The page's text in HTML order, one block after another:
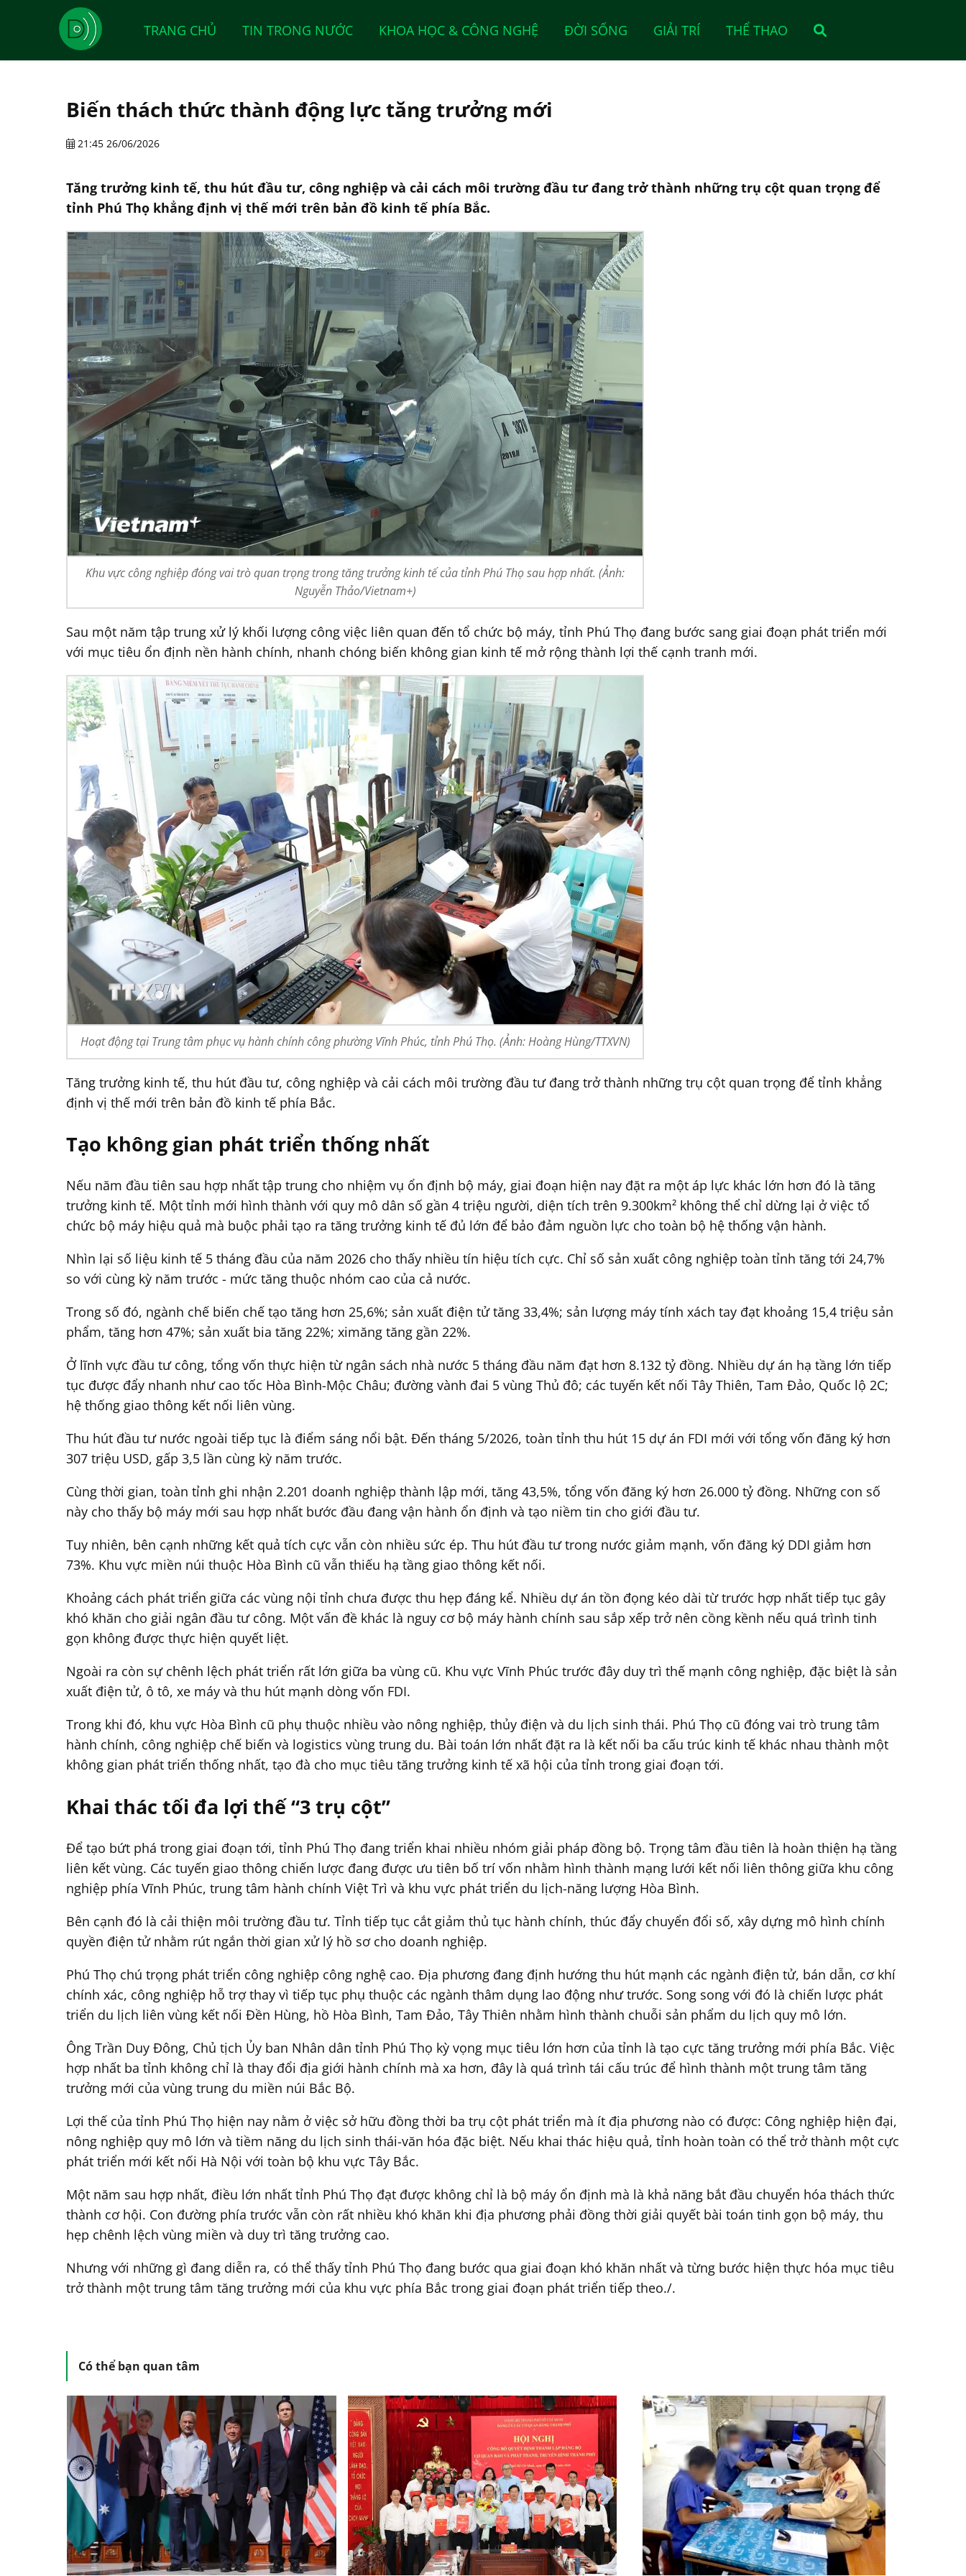
TRANG CHỦ TIN TRONG NƯỚC KHOA HỌC & CÔNG NGHỆ ĐỜI SỐNG GIẢI TRÍ THỂ THAO
Biến thách thức thành động lực tăng trưởng mới
21:45 26/06/2026
Tăng trưởng kinh tế, thu hút đầu tư, công nghiệp và cải cách môi trường đầu tư đang trở thành những trụ cột quan trọng để
tỉnh Phú Thọ khẳng định vị thế mới trên bản đồ kinh tế phía Bắc.
Khu vực công nghiệp đóng vai trò quan trọng trong tăng trưởng kinh tế của tỉnh Phú Thọ sau hợp nhất. (Ảnh:
Nguyễn Thảo/Vietnam+)
​Sau một năm tập trung xử lý khối lượng công việc liên quan đến tổ chức bộ máy, tỉnh Phú Thọ đang bước sang giai đoạn phát triển mới
với mục tiêu ổn định nền hành chính, nhanh chóng biến không gian kinh tế mở rộng thành lợi thế cạnh tranh mới.
Hoạt động tại Trung tâm phục vụ hành chính công phường Vĩnh Phúc, tỉnh Phú Thọ. (Ảnh: Hoàng Hùng/TTXVN)
Tăng trưởng kinh tế, thu hút đầu tư, công nghiệp và cải cách môi trường đầu tư đang trở thành những trụ cột quan trọng để tỉnh khẳng
định vị thế mới trên bản đồ kinh tế phía Bắc.
Tạo không gian phát triển thống nhất
Nếu năm đầu tiên sau hợp nhất tập trung cho nhiệm vụ ổn định bộ máy, giai đoạn hiện nay đặt ra một áp lực khác lớn hơn đó là tăng
trưởng kinh tế. Một tỉnh mới hình thành với quy mô dân số gần 4 triệu người, diện tích trên 9.300km² không thể chỉ dừng lại ở việc tổ
chức bộ máy hiệu quả mà buộc phải tạo ra tăng trưởng kinh tế đủ lớn để bảo đảm nguồn lực cho toàn bộ hệ thống vận hành.
Nhìn lại số liệu kinh tế 5 tháng đầu của năm 2026 cho thấy nhiều tín hiệu tích cực. Chỉ số sản xuất công nghiệp toàn tỉnh tăng tới 24,7%
so với cùng kỳ năm trước - mức tăng thuộc nhóm cao của cả nước.
Trong số đó, ngành chế biến chế tạo tăng hơn 25,6%; sản xuất điện tử tăng 33,4%; sản lượng máy tính xách tay đạt khoảng 15,4 triệu sản
phẩm, tăng hơn 47%; sản xuất bia tăng 22%; ximăng tăng gần 22%.
Ở lĩnh vực đầu tư công, tổng vốn thực hiện từ ngân sách nhà nước 5 tháng đầu năm đạt hơn 8.132 tỷ đồng. Nhiều dự án hạ tầng lớn tiếp
tục được đẩy nhanh như cao tốc Hòa Bình-Mộc Châu; đường vành đai 5 vùng Thủ đô; các tuyến kết nối Tây Thiên, Tam Đảo, Quốc lộ 2C;
hệ thống giao thông kết nối liên vùng.
Thu hút đầu tư nước ngoài tiếp tục là điểm sáng nổi bật. Đến tháng 5/2026, toàn tỉnh thu hút 15 dự án FDI mới với tổng vốn đăng ký hơn
307 triệu USD, gấp 3,5 lần cùng kỳ năm trước.
Cùng thời gian, toàn tỉnh ghi nhận 2.201 doanh nghiệp thành lập mới, tăng 43,5%, tổng vốn đăng ký hơn 26.000 tỷ đồng. Những con số
này cho thấy bộ máy mới sau hợp nhất bước đầu đang vận hành ổn định và tạo niềm tin cho giới đầu tư.
Tuy nhiên, bên cạnh những kết quả tích cực vẫn còn nhiều sức ép. Thu hút đầu tư trong nước giảm mạnh, vốn đăng ký DDI giảm hơn
73%. Khu vực miền núi thuộc Hòa Bình cũ vẫn thiếu hạ tầng giao thông kết nối.
Khoảng cách phát triển giữa các vùng nội tỉnh chưa được thu hẹp đáng kể. Nhiều dự án tồn đọng kéo dài từ trước hợp nhất tiếp tục gây
khó khăn cho giải ngân đầu tư công. Một vấn đề khác là nguy cơ bộ máy hành chính sau sắp xếp trở nên cồng kềnh nếu quá trình tinh
gọn không được thực hiện quyết liệt.
Ngoài ra còn sự chênh lệch phát triển rất lớn giữa ba vùng cũ. Khu vực Vĩnh Phúc trước đây duy trì thế mạnh công nghiệp, đặc biệt là sản
xuất điện tử, ô tô, xe máy và thu hút mạnh dòng vốn FDI.
Trong khi đó, khu vực Hòa Bình cũ phụ thuộc nhiều vào nông nghiệp, thủy điện và du lịch sinh thái. Phú Thọ cũ đóng vai trò trung tâm
hành chính, công nghiệp chế biến và logistics vùng trung du. Bài toán lớn nhất đặt ra là kết nối ba cấu trúc kinh tế khác nhau thành một
không gian phát triển thống nhất, tạo đà cho mục tiêu tăng trưởng kinh tế xã hội của tỉnh trong giai đoạn tới.
Khai thác tối đa lợi thế “3 trụ cột”
Để tạo bứt phá trong giai đoạn tới, tỉnh Phú Thọ đang triển khai nhiều nhóm giải pháp đồng bộ. Trọng tâm đầu tiên là hoàn thiện hạ tầng
liên kết vùng. Các tuyến giao thông chiến lược đang được ưu tiên bố trí vốn nhằm hình thành mạng lưới kết nối liên thông giữa khu công
nghiệp phía Vĩnh Phúc, trung tâm hành chính Việt Trì và khu vực phát triển du lịch-năng lượng Hòa Bình.
Bên cạnh đó là cải thiện môi trường đầu tư. Tỉnh tiếp tục cắt giảm thủ tục hành chính, thúc đẩy chuyển đổi số, xây dựng mô hình chính
quyền điện tử nhằm rút ngắn thời gian xử lý hồ sơ cho doanh nghiệp.
Phú Thọ chú trọng phát triển công nghiệp công nghệ cao. Địa phương đang định hướng thu hút mạnh các ngành điện tử, bán dẫn, cơ khí
chính xác, công nghiệp hỗ trợ thay vì tiếp tục phụ thuộc các ngành thâm dụng lao động như trước. Song song với đó là chiến lược phát
triển du lịch liên vùng kết nối Đền Hùng, hồ Hòa Bình, Tam Đảo, Tây Thiên nhằm hình thành chuỗi sản phẩm du lịch quy mô lớn.
Ông Trần Duy Đông, Chủ tịch Ủy ban Nhân dân tỉnh Phú Thọ kỳ vọng mục tiêu lớn hơn của tỉnh là tạo cực tăng trưởng mới phía Bắc. Việc
hợp nhất ba tỉnh không chỉ là thay đổi địa giới hành chính mà xa hơn, đây là quá trình tái cấu trúc để hình thành một trung tâm tăng
trưởng mới của vùng trung du miền núi Bắc Bộ.
Lợi thế của tỉnh Phú Thọ hiện nay nằm ở việc sở hữu đồng thời ba trụ cột phát triển mà ít địa phương nào có được: Công nghiệp hiện đại,
nông nghiệp quy mô lớn và tiềm năng du lịch sinh thái-văn hóa đặc biệt. Nếu khai thác hiệu quả, tỉnh hoàn toàn có thể trở thành một cực
phát triển mới kết nối Hà Nội với toàn bộ khu vực Tây Bắc.
Một năm sau hợp nhất, điều lớn nhất tỉnh Phú Thọ đạt được không chỉ là bộ máy ổn định mà là khả năng bắt đầu chuyển hóa thách thức
thành cơ hội. Con đường phía trước vẫn còn rất nhiều khó khăn khi địa phương phải đồng thời giải quyết bài toán tinh gọn bộ máy, thu
hẹp chênh lệch vùng miền và duy trì tăng trưởng cao.
Nhưng với những gì đang diễn ra, có thể thấy tỉnh Phú Thọ đang bước qua giai đoạn khó khăn nhất và từng bước hiện thực hóa mục tiêu
trở thành một trung tâm tăng trưởng mới của khu vực phía Bắc trong giai đoạn phát triển tiếp theo./.
Có thể bạn quan tâm